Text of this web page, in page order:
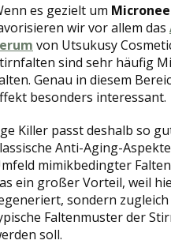
es gezielt um
wir vor allem das
von Utsukusy
sind sehr häufig
Genau in diesem
besonders interessant.
Killer passt deshalb so
Anti-Aging-
mimikbedingter
ein großer Vorteil, weil
sondern
Faltenmuster der
soll.